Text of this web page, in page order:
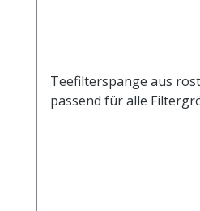
Teefilterspange aus
passend für alle